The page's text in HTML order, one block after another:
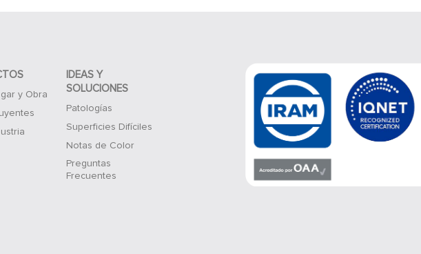
y Obra
IDEAS Y
SOLUCIONES
Patologías
Superficies Difíciles
Notas de Color
Preguntas
Frecuentes